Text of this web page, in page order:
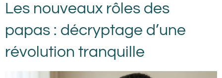
Les nouveaux rôles des
papas : décryptage d’une
révolution tranquille